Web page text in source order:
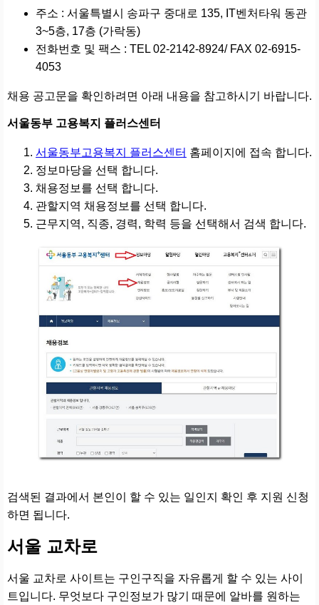
주소 : 서울특별시 송파구 중대로 135, IT벤처타워 동관
3~5층, 17층 (가락동)
전화번호 및 팩스 : TEL 02-2142-8924/ FAX 02-6915-
4053
채용 공고문을 확인하려면 아래 내용을 참고하시기 바랍니다.
서울동부 고용복지 플러스센터
서울동부고용복지 플러스센터 홈페이지에 접속 합니다.
정보마당을 선택 합니다.
채용정보를 선택 합니다.
관할지역 채용정보를 선택 합니다.
근무지역, 직종, 경력, 학력 등을 선택해서 검색 합니다.
검색된 결과에서 본인이 할 수 있는 일인지 확인 후 지원 신청
하면 됩니다.
서울 교차로
서울 교차로 사이트는 구인구직을 자유롭게 할 수 있는 사이
트입니다. 무엇보다 구인정보가 많기 때문에 알바를 원하는